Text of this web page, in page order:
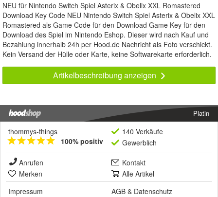
NEU für Nintendo Switch Spiel Asterix & Obelix XXL Romastered
Download Key Code NEU Nintendo Switch Spiel Asterix & Obelix XXL
Romastered als Game Code für den Download Game Key für den
Download des Spiel im Nintendo Eshop. Dieser wird nach Kauf und
Bezahlung innerhalb 24h per Hood.de Nachricht als Foto verschickt.
Kein Versand der Hülle oder Karte, keine Softwarekarte erforderlich.
Artikelbeschreibung anzeigen
Platin
thommys-things
100% positiv
140 Verkäufe
Gewerblich
Anrufen
Kontakt
Merken
Alle Artikel
Impressum
AGB & Datenschutz